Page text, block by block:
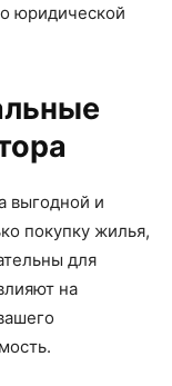
юридической
выгодной и
покупку жилья,
для
на